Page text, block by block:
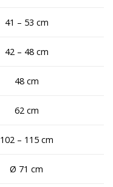
41 – 53 cm
42 – 48 cm
48 cm
62 cm
102 – 115 cm
Ø 71 cm